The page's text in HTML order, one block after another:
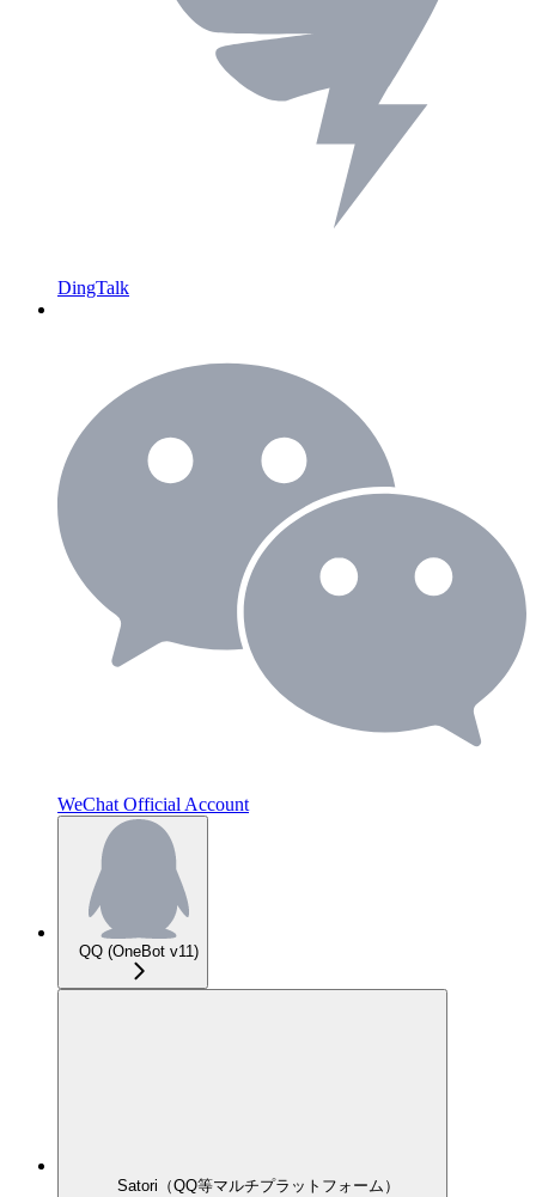
DingTalk
WeChat Official Account
QQ (OneBot v11)
Satori（QQ等マルチプラットフォーム）